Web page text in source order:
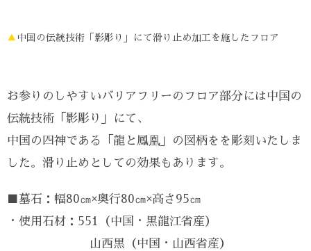
▲ 中国の伝統技術「影彫り」にて滑り止め加工を施したフロア
お参りのしやすいバリアフリーのフロア部分には中国の
伝統技術「影彫り」にて、
中国の四神である「龍と鳳凰」の図柄をを彫刻いたしま
した。滑り止めとしての効果もあります。
■墓石：幅80㎝×奥行80㎝×高さ95㎝
・使用石材：551（中国・黒龍江省産）
山西黒（中国・山西省産）